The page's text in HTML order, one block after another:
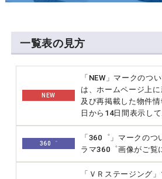
一覧表の見方
NEW
「NEW」マークのつ
は、ホームページ上
及び再掲載した物件
日から14日間表示して
360゜
「360゜」マークの
ラマ360゜画像がご覧
「ＶＲステージング